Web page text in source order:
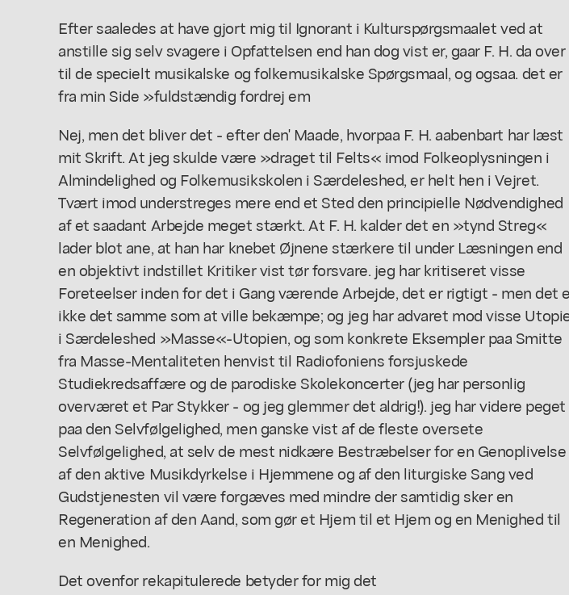
Efter saaledes at have gjort mig til Ignorant i Kulturspørgsmaalet ved at
anstille sig selv svagere i Opfattelsen end han dog vist er, gaar F. H. da over
til de specielt musikalske og folkemusikalske Spørgsmaal, og ogsaa. det er
fra min Side »fuldstændig fordrej em
Nej, men det bliver det - efter den' Maade, hvorpaa F. H. aabenbart har læst
mit Skrift. At jeg skulde være »draget til Felts« imod Folkeoplysningen i
Almindelighed og Folkemusikskolen i Særdeleshed, er helt hen i Vejret.
Tvært imod understreges mere end et Sted den principielle Nødvendighed
af et saadant Arbejde meget stærkt. At F. H. kalder det en »tynd Streg«
lader blot ane, at han har knebet Øjnene stærkere til under Læsningen end
en objektivt indstillet Kritiker vist tør forsvare. jeg har kritiseret visse
Foreteelser inden for det i Gang værende Arbejde, det er rigtigt - men det
ikke det samme som at ville bekæmpe; og jeg har advaret mod visse
i Særdeleshed »Masse«-Utopien, og som konkrete Eksempler paa Smitte
fra Masse-Mentaliteten henvist til Radiofoniens forsjuskede
Studiekredsaffære og de parodiske Skolekoncerter (jeg har personlig
overværet et Par Stykker - og jeg glemmer det aldrig!). jeg har videre peget
paa den Selvfølgelighed, men ganske vist af de fleste oversete
Selvfølgelighed, at selv de mest nidkære Bestræbelser for en Genoplivelse
af den aktive Musikdyrkelse i Hjemmene og af den liturgiske Sang ved
Gudstjenesten vil være forgæves med mindre der samtidig sker en
Regeneration af den Aand, som gør et Hjem til et Hjem og en Menighed til
en Menighed.
Det ovenfor rekapitulerede betyder for mig det